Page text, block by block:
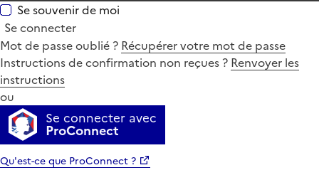
Se souvenir de moi
Se connecter
Mot de passe oublié ? Récupérer votre mot de passe
Instructions de confirmation non reçues ? Renvoyer les
instructions
ou
Se connecter avec
ProConnect
Qu'est-ce que ProConnect ?